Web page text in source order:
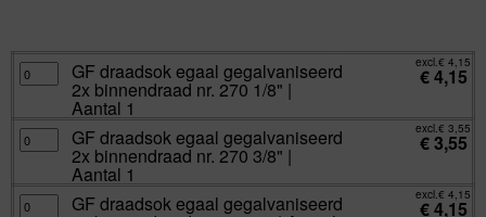
GF
draadsok
egaal
gegalvaniseerd
binnendraad
nr.
270
1
aantal
GF draadsok egaal gegalvaniseerd
2x binnendraad nr. 270 1/8" |
Aantal 1
excl.€ 4,15
€4,15
GF
draadsok
egaal
gegalvaniseerd
binnendraad
nr.
GF draadsok egaal gegalvaniseerd
2x binnendraad nr. 270 3/8" |
Aantal 1
excl.€ 3,55
€3,55
GF
draadsok GF draadsok egaal gegalvaniseerd excl.€ 4,15
€4,15